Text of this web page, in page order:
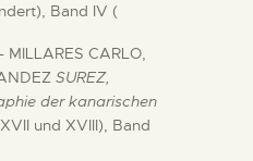
Band IV (
MILLARES CARLO,
SUREZ,
der kanarischen
und XVIII), Band